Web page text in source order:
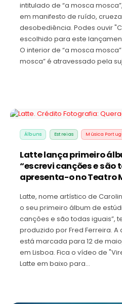
intitulado de “a mosca
em manifesto de ruído,
desobediência. Podes ouvir
escolhido para este
O interior de “a mosca
mosca” é atravessado pela
Álbuns Estreias Música
Latte lança primeiro
“escrevi canções e são
apresenta-o no Teatro
Latte, nome artístico de
o seu primeiro álbum de
canções e são todas iguais”,
produzido por Fred Ferreira.
está marcada para 12 de
em Lisboa. Fica o vídeo de
Latte em baixo para…